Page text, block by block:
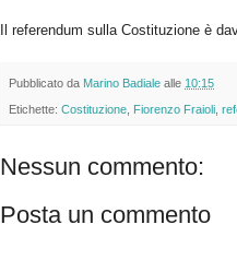
Il referendum sulla Costituzione è
Pubblicato da Marino Badiale alle 10:15
Etichette: Costituzione Fiorenzo Fraioli
Nessun commento:
Posta un commento